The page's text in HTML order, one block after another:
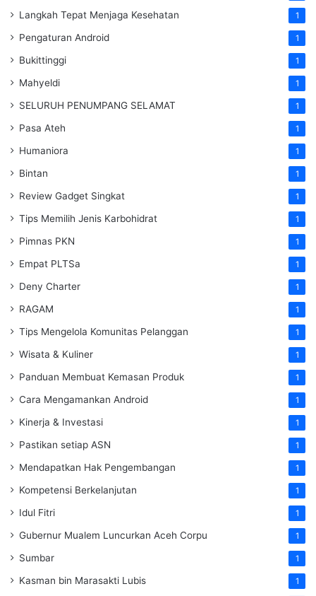
Langkah Tepat Menjaga Kesehatan 1
Pengaturan Android 1
Bukittinggi 1
Mahyeldi 1
SELURUH PENUMPANG SELAMAT 1
Pasa Ateh 1
Humaniora 1
Bintan 1
Review Gadget Singkat 1
Tips Memilih Jenis Karbohidrat 1
Pimnas PKN 1
Empat PLTSa 1
Deny Charter 1
RAGAM 1
Tips Mengelola Komunitas Pelanggan 1
Wisata & Kuliner 1
Panduan Membuat Kemasan Produk 1
Cara Mengamankan Android 1
Kinerja & Investasi 1
Pastikan setiap ASN 1
Mendapatkan Hak Pengembangan 1
Kompetensi Berkelanjutan 1
Idul Fitri 1
Gubernur Mualem Luncurkan Aceh Corpu 1
Sumbar 1
Kasman bin Marasakti Lubis 1